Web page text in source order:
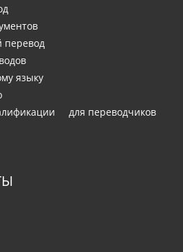
перевод
языку
для переводчиков